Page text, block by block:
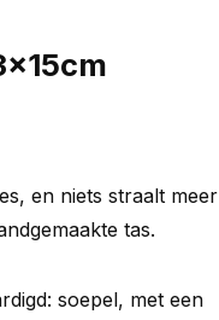
en niets straalt meer
tas.
soepel, met een